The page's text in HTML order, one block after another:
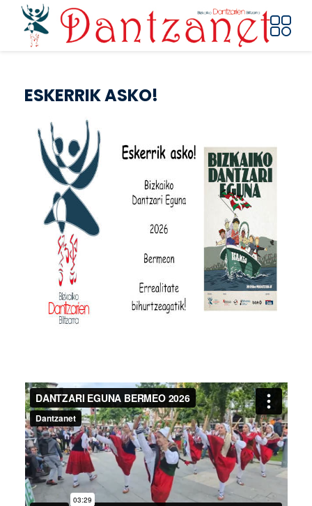
Pasar al contenido principal
ESKERRIK ASKO!